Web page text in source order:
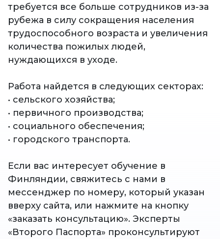
требуется все больше сотрудников из-за
рубежа в силу сокращения населения
трудоспособного возраста и увеличения
количества пожилых людей,
нуждающихся в уходе.
Работа найдется в следующих секторах:
• сельского хозяйства;
• первичного производства;
• социального обеспечения;
• городского транспорта.
Если вас интересует обучение в
Финляндии, свяжитесь с нами в
мессенджер по номеру, который указан
вверху сайта, или нажмите на кнопку
«заказать консультацию». Эксперты
«Второго Паспорта» проконсультируют